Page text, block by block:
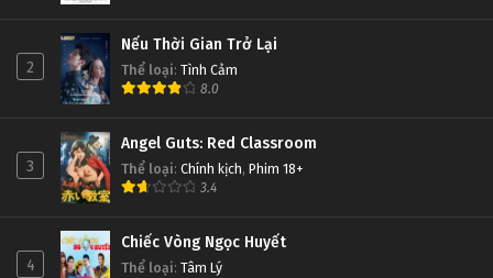
Yêu Không Giới Hạn Tập 1
Tập 1
2
Nếu Thời Gian Trở Lại
Thể loại: Tình Cảm
8.0
3
Angel Guts: Red Classroom
Thể loại: Chính kịch, Phim 18+
3.4
4
Chiếc Vòng Ngọc Huyết
Thể loại: Tâm Lý